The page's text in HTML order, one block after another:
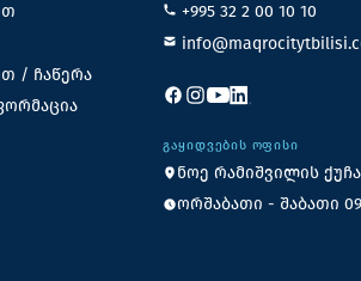
/ ჩაწერა
+995 32 2 00 10 10
ᲒᲐᲧᲘᲓᲕᲔᲑᲘᲡ ᲝᲤᲘᲡᲘ
ნოე რამიშვილის
ორშაბათი - შაბათი